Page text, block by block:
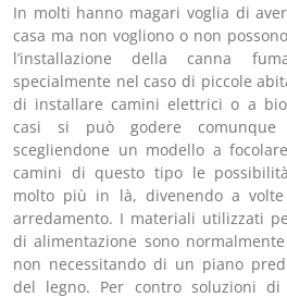
In molti hanno magari voglia di
casa ma non vogliono o non
l’installazione della canna
specialmente nel caso di piccole
di installare camini elettrici o a
casi si può godere
scegliendone un modello a
camini di questo tipo le
molto più in là, divenendo a
arredamento. I materiali utilizzati
di alimentazione sono
non necessitando di un piano
del legno. Per contro soluzioni